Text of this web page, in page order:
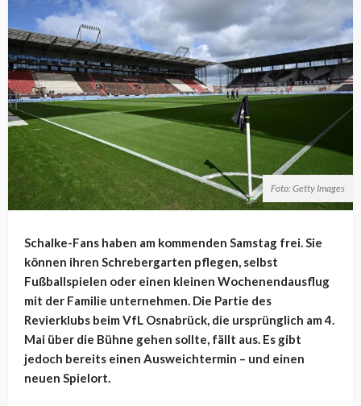
Foto: Getty Images
Schalke-Fans haben am kommenden Samstag frei. Sie
können ihren Schrebergarten pflegen, selbst
Fußballspielen oder einen kleinen Wochenendausflug
mit der Familie unternehmen. Die Partie des
Revierklubs beim VfL Osnabrück, die ursprünglich am 4.
Mai über die Bühne gehen sollte, fällt aus. Es gibt
jedoch bereits einen Ausweichtermin – und einen
neuen Spielort.